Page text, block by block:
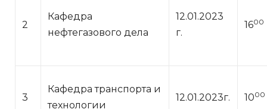
2
Кафедра
нефтегазового дела
12.01.2023
г.
1600
3
Кафедра транспорта и
технологии
12.01.2023г. 1000